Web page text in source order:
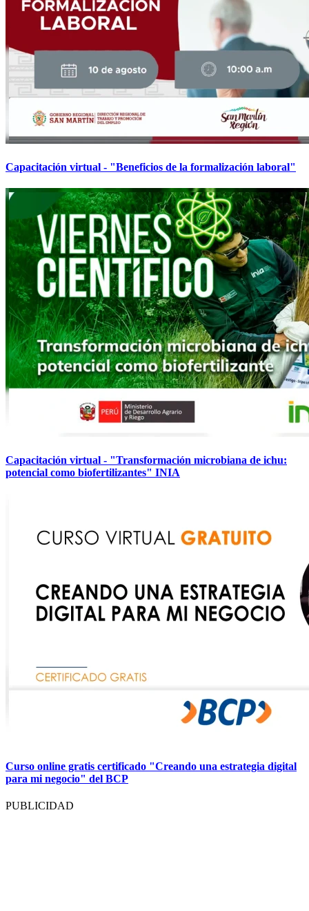
Capacitación virtual - "Beneficios de la formalización laboral"
Capacitación virtual - "Transformación microbiana de ichu:
potencial como biofertilizantes" INIA
Curso online gratis certificado "Creando una estrategia digital
para mi negocio" del BCP
PUBLICIDAD